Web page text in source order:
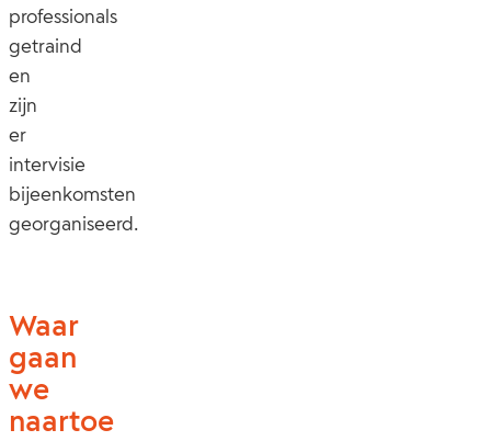
professionals
getraind
en
zijn
er
intervisie
bijeenkomsten
georganiseerd.
Waar
gaan
we
naartoe